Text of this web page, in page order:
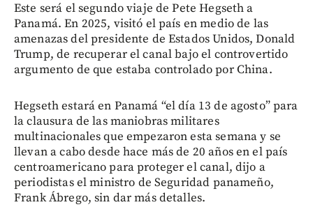
Este será el segundo viaje de Pete Hegseth a
Panamá. En 2025, visitó el país en medio de las
amenazas del presidente de Estados Unidos, Donald
Trump, de recuperar el canal bajo el controvertido
argumento de que estaba controlado por China.
Hegseth estará en Panamá “el día 13 de agosto” para
la clausura de las maniobras militares
multinacionales que empezaron esta semana y se
llevan a cabo desde hace más de 20 años en el país
centroamericano para proteger el canal, dijo a
periodistas el ministro de Seguridad panameño,
Frank Ábrego, sin dar más detalles.